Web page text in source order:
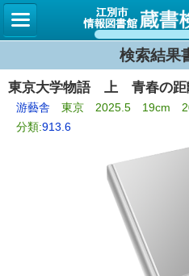
検索結果
東京大学物語 上 青春の
游藝舎 東京 2025.5 19cm
分類:913.6